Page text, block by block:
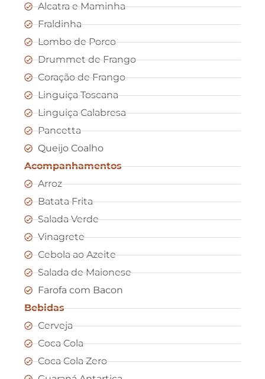
Alcatra e Maminha
Fraldinha
Lombo de Porco
Drummet de Frango
Coração de Frango
Linguiça Toscana
Linguiça Calabresa
Pancetta
Queijo Coalho
Acompanhamentos
Arroz
Batata Frita
Salada Verde
Vinagrete
Cebola ao Azeite
Salada de Maionese
Farofa com Bacon
Bebidas
Cerveja
Coca Cola
Coca Cola Zero